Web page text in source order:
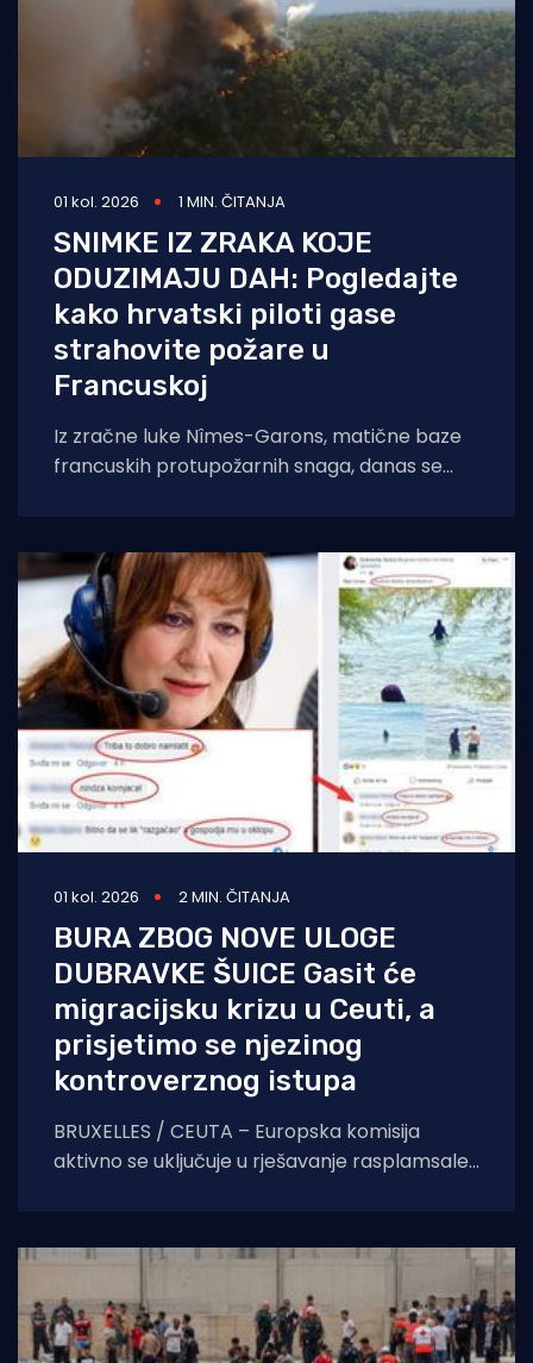
01 kol. 2026 1 MIN. ČITANJA
SNIMKE IZ ZRAKA KOJE
ODUZIMAJU DAH: Pogledajte
kako hrvatski piloti gase
strahovite požare u
Francuskoj
Iz zračne luke Nîmes-Garons, matične baze
francuskih protupožarnih snaga, danas se
01 kol. 2026 2 MIN. ČITANJA
BURA ZBOG NOVE ULOGE
DUBRAVKE ŠUICE Gasit će
migracijsku krizu u Ceuti, a
prisjetimo se njezinog
kontroverznog istupa
BRUXELLES / CEUTA – Europska komisija
aktivno se uključuje u rješavanje rasplamsale